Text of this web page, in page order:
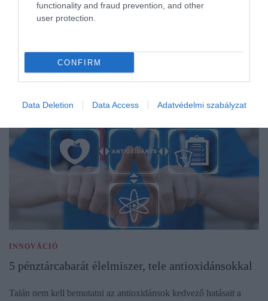
functionality and fraud prevention, and other
user protection.
CONFIRM
Data Deletion Data Access Adatvédelmi szabályzat
INNOVÁCIÓ
5 pénztárcabarát élelmiszer, tele antioxidánsokkal
Talán nem kell bemutatni az antioxidánsok kedvező hatásait a